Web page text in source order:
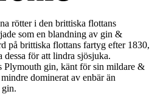
rötter i den brittiska flottans
som en blandning av gin &
på brittiska flottans fartyg efter 1830,
dessa för att lindra sjösjuka.
Plymouth gin, känt för sin mildare &
dominerat av enbär än